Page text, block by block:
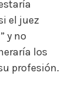
el juez
y no
los
profesión.